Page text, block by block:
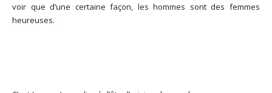
voir que d’une certaine façon, les hommes sont des femmes
heureuses.